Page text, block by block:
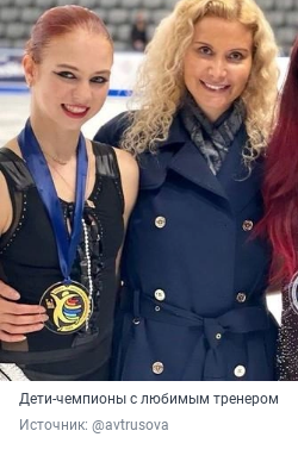
Дети-чемпионы с любимым тренером
Источник: @avtrusova